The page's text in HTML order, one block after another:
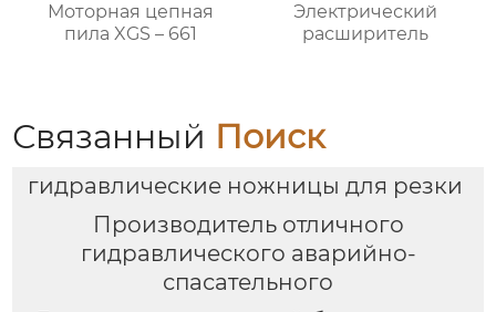
Моторная цепная
пила XGS – 661
Электрический
расширитель
Связанный Поиск
гидравлические ножницы для резки
Производитель отличного
гидравлического аварийно-
спасательного